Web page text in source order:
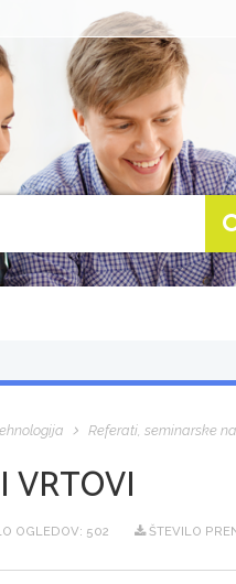
Referati, seminarske
VRTOVI
OGLEDOV: 502 ŠTEVILO